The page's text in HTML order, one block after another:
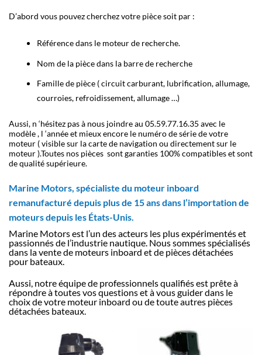
D’abord vous pouvez cherchez votre pièce soit par :
Référence dans le moteur de recherche.
Nom de la pièce dans la barre de recherche
Famille de pièce ( circuit carburant, lubrification, allumage,
courroies, refroidissement, allumage …)
Aussi, n ‘hésitez pas à nous joindre au 05.59.77.16.35 avec le
modèle , l ‘année et mieux encore le numéro de série de votre
moteur ( visible sur la carte de navigation ou directement sur le
moteur ).Toutes nos pièces sont garanties 100% compatibles et sont
de qualité supérieure.
Marine Motors, spécialiste du moteur inboard
remanufacturé depuis plus de 15 ans dans l’importation de
moteurs depuis les États-Unis.
Marine Motors est l’un des acteurs les plus expérimentés et
passionnés de l’industrie nautique. Nous sommes spécialisés
dans la vente de moteurs inboard et de pièces détachées
pour bateaux.
Aussi, notre équipe de professionnels qualifiés est prête à
répondre à toutes vos questions et à vous guider dans le
choix de votre moteur inboard ou de toute autres pièces
détachées bateaux.